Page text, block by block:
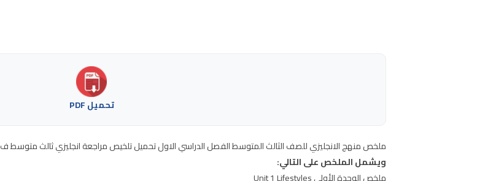
تحميل PDF
ملخص منهج الانجليزي للصف الثالث المتوسط الفصل الدراسي الاول تحميل تلخيص مراجعة انجليزي ثالث متوسط ف1 للعام 1446 عرض مباشر pdf أو word على موقع حقيبتي
ويشمل الملخص على التالي: